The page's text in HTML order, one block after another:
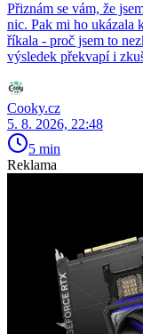
Přiznám se vám, že
nic. Pak mi ho ukázala
říkala - proč jsem to
výsledek překvapí i
Cooky.cz
5. 8. 2026, 22:48
5 min
Reklama